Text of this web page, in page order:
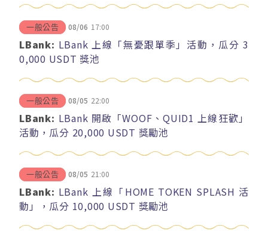
一般公告 08/06 17:00
LBank: LBank 上線「無憂跟單季」活動，瓜分 3
0,000 USDT 獎池
一般公告 08/05 22:00
LBank: LBank 開啟「WOOF、QUID1 上線狂歡」
活動，瓜分 20,000 USDT 獎勵池
一般公告 08/05 21:00
LBank: LBank 上線「HOME TOKEN SPLASH 活
動」，瓜分 10,000 USDT 獎勵池